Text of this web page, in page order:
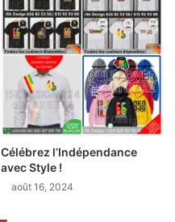
Célébrez l’Indépendance
avec Style !
août 16, 2024